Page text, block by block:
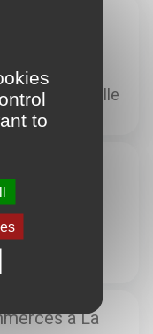
à La
La Rochelle
à La
to